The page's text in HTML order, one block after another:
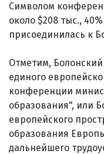
Символом
около $208 тыс.,
присоединилась к
Отметим,
единого
конференции
образования", или
европейского
образования
дальнейшего